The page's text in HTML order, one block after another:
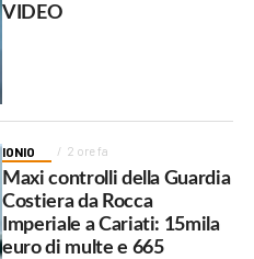
VIDEO
IONIO 2 ore fa
Maxi controlli della Guardia
Costiera da Rocca
Imperiale a Cariati: 15mila
euro di multe e 665